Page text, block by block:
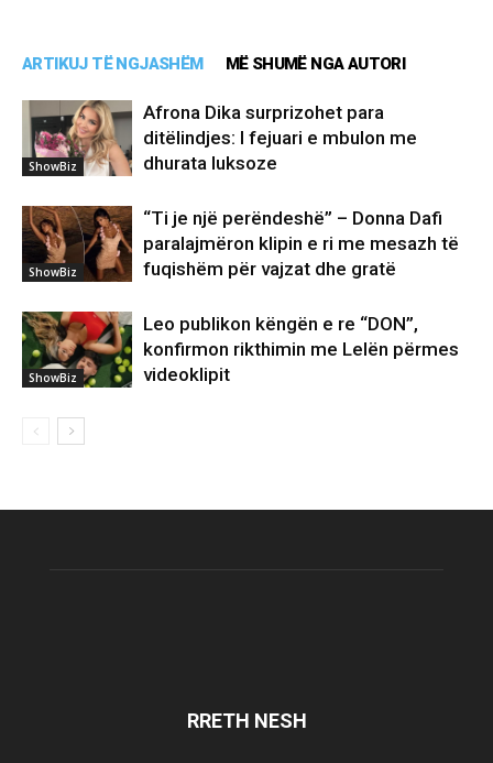
ARTIKUJ TË NGJASHËM MË SHUMË NGA AUTORI
ShowBiz
Afrona Dika surprizohet para
ditëlindjes: I fejuari e mbulon me
dhurata luksoze
ShowBiz
“Ti je një perëndeshë” – Donna Dafi
paralajmëron klipin e ri me mesazh të
fuqishëm për vajzat dhe gratë
ShowBiz
Leo publikon këngën e re “DON”,
konfirmon rikthimin me Lelën përmes
videoklipit
RRETH NESH